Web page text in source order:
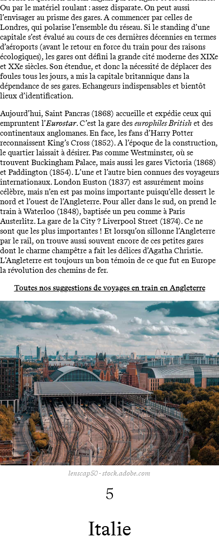
Ou par le matériel roulant : assez disparate. On peut aussi
l’envisager au prisme des gares. A commencer par celles de
Londres, qui polarise l’ensemble du réseau. Si le standing d’une
capitale s’est évalué au cours de ces dernières décennies en termes
d’aéroports (avant le retour en force du train pour des raisons
écologiques), les gares ont défini la grande cité moderne des XIXe
et XXe siècles. Son étendue, et donc la nécessité de déplacer des
foules tous les jours, a mis la capitale britannique dans la
dépendance de ses gares. Echangeurs indispensables et bientôt
lieux d’identification.
Aujourd’hui, Saint Pancras (1868) accueille et expédie ceux qui
empruntent l’Eurostar. C’est la gare des europhiles British et des
continentaux anglomanes. En face, les fans d’Harry Potter
reconnaissent King’s Cross (1852). A l’époque de la construction,
le quartier laissait à désirer. Pas comme Westminster, où se
trouvent Buckingham Palace, mais aussi les gares Victoria (1868)
et Paddington (1854). L’une et l’autre bien connues des voyageurs
internationaux. London Euston (1837) est assurément moins
célèbre, mais n’en est pas moins importante puisqu’elle dessert le
nord et l’ouest de l’Angleterre. Pour aller dans le sud, on prend le
train à Waterloo (1848), baptisée un peu comme à Paris
Austerlitz. La gare de la City ? Liverpool Street (1874). Ce ne
sont que les plus importantes ! Et lorsqu’on sillonne l’Angleterre
par le rail, on trouve aussi souvent encore de ces petites gares
dont le charme champêtre a fait les délices d’Agatha Christie.
L’Angleterre est toujours un bon témoin de ce que fut en Europe
la révolution des chemins de fer.
Toutes nos suggestions de voyages en train en Angleterre
lenscap50 - stock.adobe.com
5
Italie